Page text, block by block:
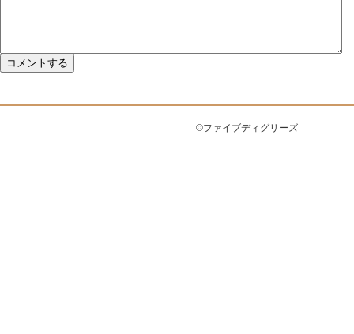
©ファイブディグリーズ